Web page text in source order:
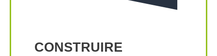
CONSTRUIRE